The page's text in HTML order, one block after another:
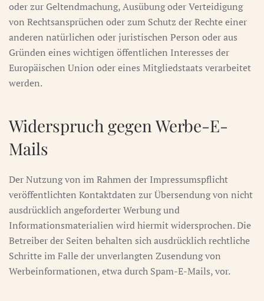
oder zur Geltendmachung, Ausübung oder Verteidigung
von Rechtsansprüchen oder zum Schutz der Rechte einer
anderen natürlichen oder juristischen Person oder aus
Gründen eines wichtigen öffentlichen Interesses der
Europäischen Union oder eines Mitgliedstaats verarbeitet
werden.
Widerspruch gegen Werbe-E-
Mails
Der Nutzung von im Rahmen der Impressumspflicht
veröffentlichten Kontaktdaten zur Übersendung von nicht
ausdrücklich angeforderter Werbung und
Informationsmaterialien wird hiermit widersprochen. Die
Betreiber der Seiten behalten sich ausdrücklich rechtliche
Schritte im Falle der unverlangten Zusendung von
Werbeinformationen, etwa durch Spam-E-Mails, vor.